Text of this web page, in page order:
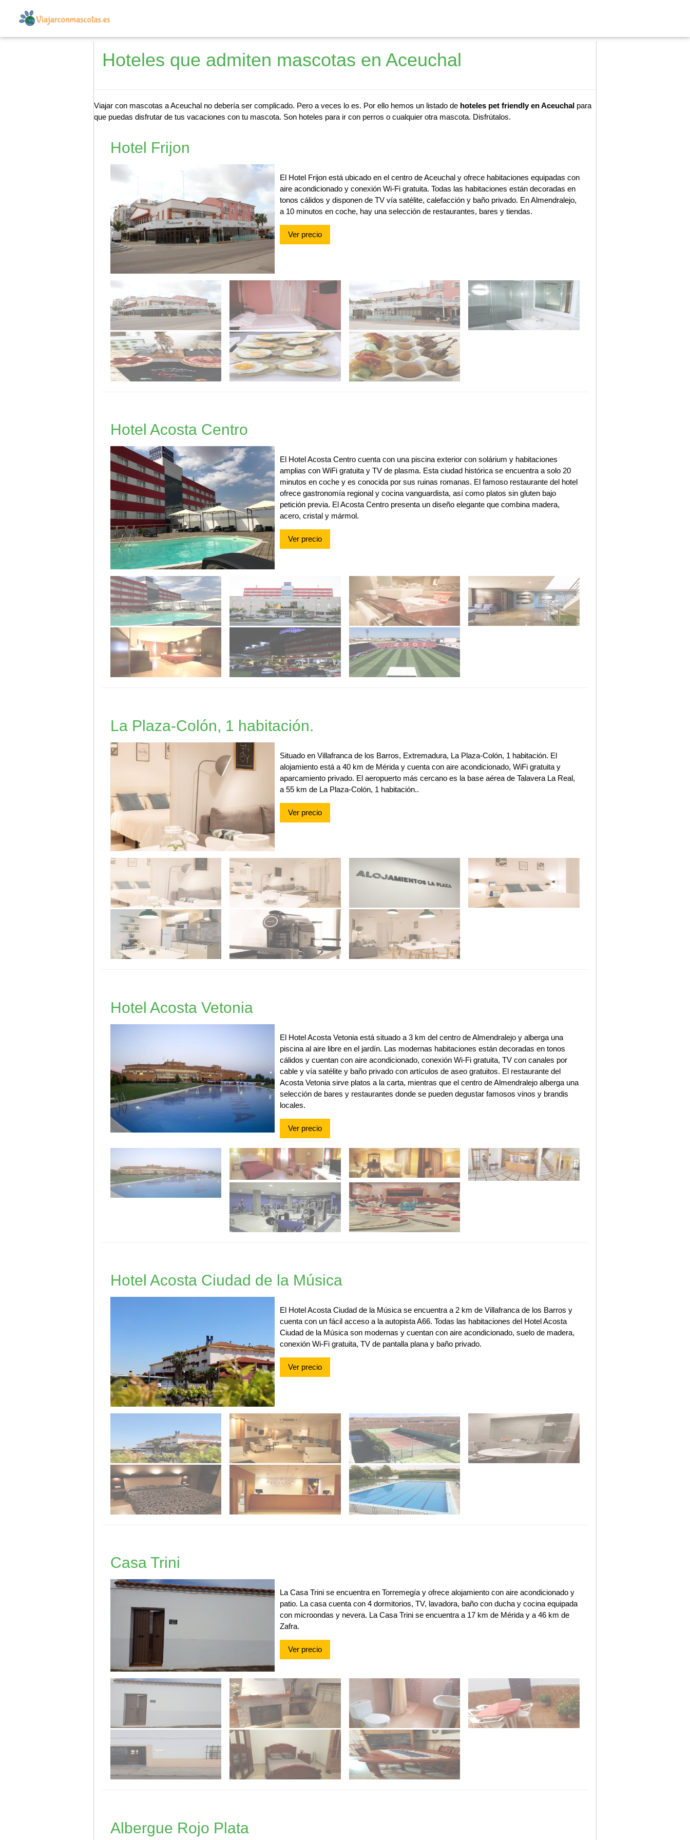
Hoteles que admiten mascotas en Aceuchal
Viajar con mascotas a Aceuchal no debería ser complicado. Pero a veces lo es. Por ello hemos un listado de hoteles pet friendly en Aceuchal para
que puedas disfrutar de tus vacaciones con tu mascota. Son hoteles para ir con perros o cualquier otra mascota. Disfrútalos.
Hotel Frijon
El Hotel Frijon está ubicado en el centro de Aceuchal y ofrece habitaciones equipadas con
aire acondicionado y conexión Wi-Fi gratuita. Todas las habitaciones están decoradas en
tonos cálidos y disponen de TV vía satélite, calefacción y baño privado. En Almendralejo,
a 10 minutos en coche, hay una selección de restaurantes, bares y tiendas.
Ver precio
Hotel Acosta Centro
El Hotel Acosta Centro cuenta con una piscina exterior con solárium y habitaciones
amplias con WiFi gratuita y TV de plasma. Esta ciudad histórica se encuentra a solo 20
minutos en coche y es conocida por sus ruinas romanas. El famoso restaurante del hotel
ofrece gastronomía regional y cocina vanguardista, así como platos sin gluten bajo
petición previa. El Acosta Centro presenta un diseño elegante que combina madera,
acero, cristal y mármol.
Ver precio
La Plaza-Colón, 1 habitación.
Situado en Villafranca de los Barros, Extremadura, La Plaza-Colón, 1 habitación. El
alojamiento está a 40 km de Mérida y cuenta con aire acondicionado, WiFi gratuita y
aparcamiento privado. El aeropuerto más cercano es la base aérea de Talavera La Real,
a 55 km de La Plaza-Colón, 1 habitación..
Ver precio
Hotel Acosta Vetonia
El Hotel Acosta Vetonia está situado a 3 km del centro de Almendralejo y alberga una
piscina al aire libre en el jardín. Las modernas habitaciones están decoradas en tonos
cálidos y cuentan con aire acondicionado, conexión Wi-Fi gratuita, TV con canales por
cable y vía satélite y baño privado con artículos de aseo gratuitos. El restaurante del
Acosta Vetonia sirve platos a la carta, mientras que el centro de Almendralejo alberga una
selección de bares y restaurantes donde se pueden degustar famosos vinos y brandis
locales.
Ver precio
Hotel Acosta Ciudad de la Música
El Hotel Acosta Ciudad de la Música se encuentra a 2 km de Villafranca de los Barros y
cuenta con un fácil acceso a la autopista A66. Todas las habitaciones del Hotel Acosta
Ciudad de la Música son modernas y cuentan con aire acondicionado, suelo de madera,
conexión Wi-Fi gratuita, TV de pantalla plana y baño privado.
Ver precio
Casa Trini
La Casa Trini se encuentra en Torremegía y ofrece alojamiento con aire acondicionado y
patio. La casa cuenta con 4 dormitorios, TV, lavadora, baño con ducha y cocina equipada
con microondas y nevera. La Casa Trini se encuentra a 17 km de Mérida y a 46 km de
Zafra.
Ver precio
Albergue Rojo Plata